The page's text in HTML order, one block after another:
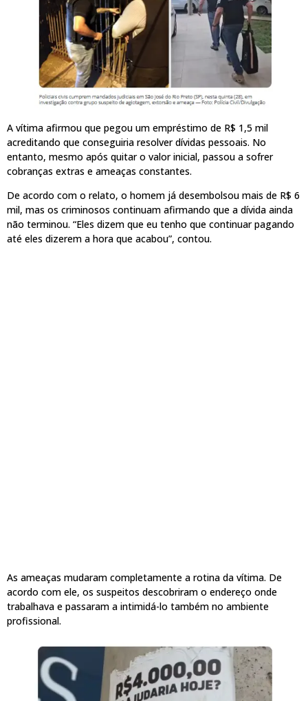
A vítima afirmou que pegou um empréstimo de R$ 1,5 mil
acreditando que conseguiria resolver dívidas pessoais. No
entanto, mesmo após quitar o valor inicial, passou a sofrer
cobranças extras e ameaças constantes.
De acordo com o relato, o homem já desembolsou mais de R$ 6
mil, mas os criminosos continuam afirmando que a dívida ainda
não terminou. “Eles dizem que eu tenho que continuar pagando
até eles dizerem a hora que acabou”, contou.
As ameaças mudaram completamente a rotina da vítima. De
acordo com ele, os suspeitos descobriram o endereço onde
trabalhava e passaram a intimidá-lo também no ambiente
profissional.